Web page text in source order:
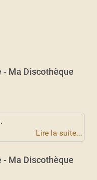
- Ma Discothèque
Lire la suite...
- Ma Discothèque